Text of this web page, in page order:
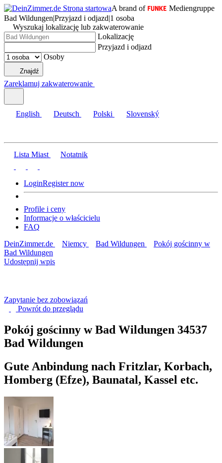
A brand of
Mediengruppe
Bad Wildungen|Przyjazd i odjazd|1 osoba
Wyszukaj lokalizację lub zakwaterowanie
Lokalizację
Przyjazd i odjazd
Osoby
Znajdź
Zareklamuj zakwaterowanie
English Deutsch Polski Slovenský
Lista Miast Notatnik
LoginRegister now
Profile i ceny
Informacje o właścicielu
FAQ
DeinZimmer.de
Niemcy Bad Wildungen
Pokój gościnny w
Bad Wildungen
Udostępnij wpis
Zapytanie bez zobowiązań
Powrót do przeglądu
Pokój gościnny w Bad Wildungen 34537
Bad Wildungen
Gute Anbindung nach Fritzlar, Korbach,
Homberg (Efze), Baunatal, Kassel etc.